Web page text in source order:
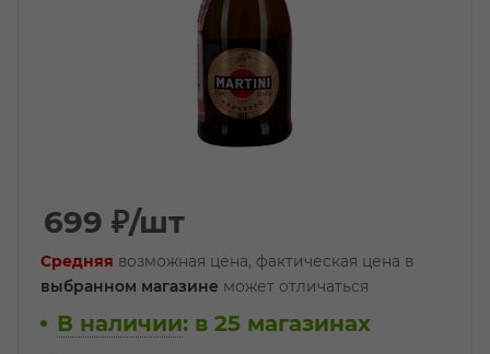
699 ₽/шт
Средняя возможная цена, фактическая цена в
выбранном магазине может отличаться
В наличии: в 25 магазинах